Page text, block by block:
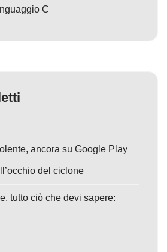
C
ancora su Google Play
del ciclone
tutto ciò che devi sapere: